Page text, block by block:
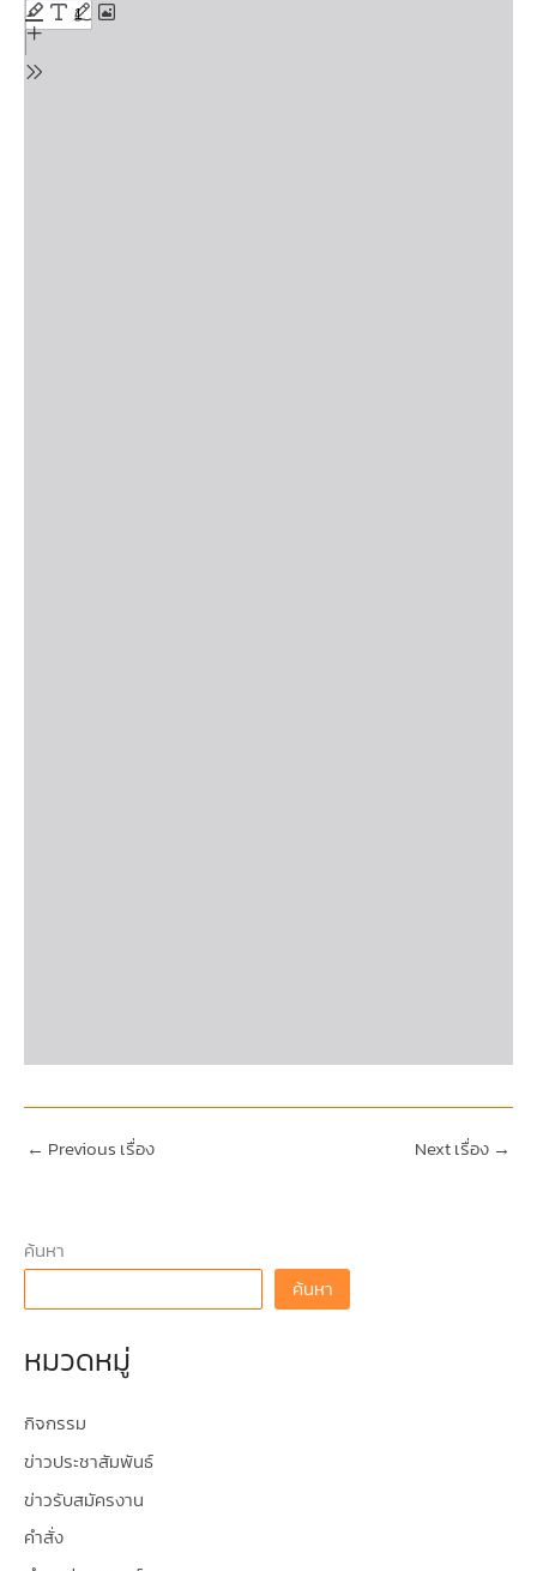
← Previous เรื่อง Next เรื่อง →
ค้นหา
ค้นหา
หมวดหมู่
กิจกรรม
ข่าวประชาสัมพันธ์
ข่าวรับสมัครงาน
คำสั่ง